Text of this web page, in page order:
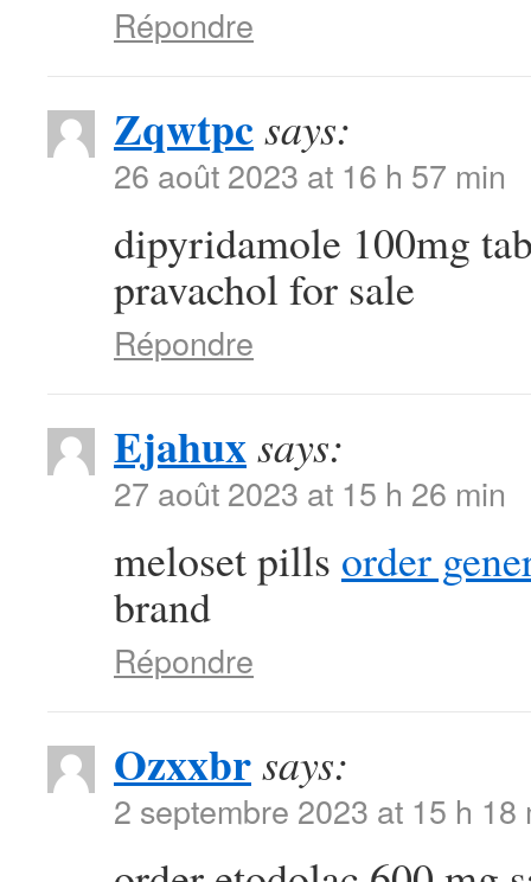
Répondre
Zqwtpcsays:
26 août 2023 at 16 h 57 min
dipyridamole 100mg
pravachol for sale
Répondre
Ejahuxsays:
27 août 2023 at 15 h 26 min
meloset pills order
brand
Répondre
Ozxxbrsays:
2 septembre 2023 at 15 h 18